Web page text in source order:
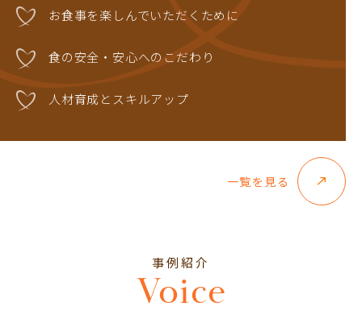
お食事を楽しんでいただくために
食の安全・安心へのこだわり
人材育成とスキルアップ
一覧を見る
Voice
事例紹介